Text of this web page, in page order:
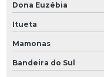
Dona Euzébia
Itueta
Mamonas
Bandeira do Sul